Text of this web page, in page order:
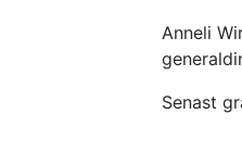
Anneli
Senast